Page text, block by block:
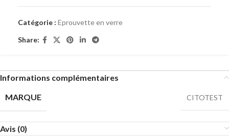
Catégorie : Eprouvette en verre
Share:
Informations complémentaires
MARQUE
CITOTEST
Avis (0)